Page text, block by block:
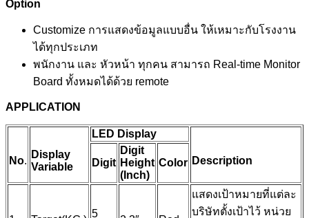
Option
Customize การแสดงข้อมูลแบบอื่น ให้เหมาะกับโรงงาน
ได้ทุกประเภท
พนักงาน และ หัวหน้า ทุกคน สามารถ Real-time Monitor
Board ทั้งหมดได้ด้วย remote
APPLICATION
No.
Display
Variable
LED Display
Description
Digit
Digit
Height
(Inch)
Color
5
แสดงเป้าหมายที่แต่ละ
บริษัทตั้งเป้าไว้ หน่วย